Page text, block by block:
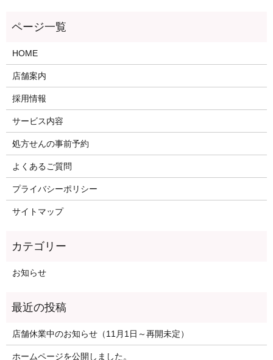
HOME
店舗案内
採用情報
サービス内容
処方せんの事前予約
よくあるご質問
プライバシーポリシー
サイトマップ
お知らせ
店舗休業中のお知らせ（11月1日～再開未定）
ホームページを公開しました。